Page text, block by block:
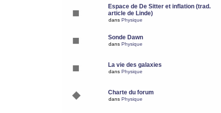
Espace de De Sitter et inflation (trad.
article de Linde)
dans Physique
Sonde Dawn
dans Physique
La vie des galaxies
dans Physique
Charte du forum
dans Physique